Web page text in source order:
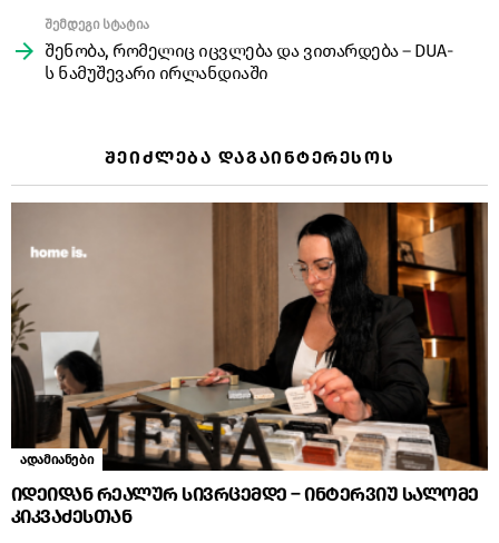
შემდეგი სტატია
შენობა, რომელიც იცვლება და ვითარდება – DUA-
ს ნამუშევარი ირლანდიაში
ᲨᲔᲘᲫᲚᲔᲑᲐ ᲓᲐᲒᲐᲘᲜᲢᲔᲠᲔᲡᲝᲡ
ადამიანები
იდეიდან რეალურ სივრცემდე – ინტერვიუ სალომე
კიკვაძესთან